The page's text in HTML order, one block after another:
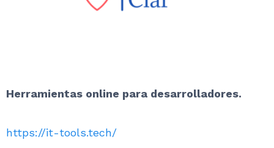
Herramientas online para desarrolladores.
https://it-tools.tech/